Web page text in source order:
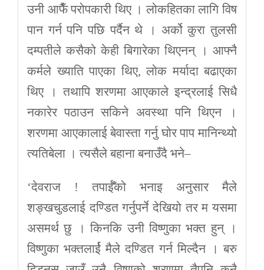
उनी आफैँ परोपकारी थिए । लोकहितका लागि विष
पान गर्न पनि पछि पर्दैन थे । अर्को कुरा तुलसी
दम्पतीले कसैको केही बिगारेका थिएनन् । आफ्नै
कर्मले ख्याति पाएका थिए, लोक मर्यादा बढाएका
थिए । तथापि शरणमा आएकाले इन्द्रलाई सिधै
नकारेर पठाउन सकिने अवस्था पनि थिएन ।
शरणमा आएकालाई बेवास्ता गर्नु घोर पाप मानिन्थ्यो
त्यतिबेला । त्यसैले बहाना बनाउँदै भने–
‘देवराज ! तपाईँको भनाइ अनुसार मैले
शङ्खचुडलाई दण्डित गर्नुपर्ने देखियो तर म यसमा
असमर्थ छु । किनकि उनी विष्णुका भक्त हुन् ।
विष्णुका भक्तलार्ई मैले दण्डित गर्न मिल्दैन । बरु